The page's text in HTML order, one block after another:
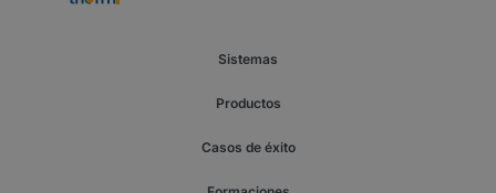
Sistemas
Productos
Casos de éxito